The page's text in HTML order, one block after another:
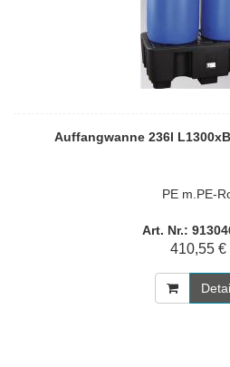
Auffangwanne 236l
PE m.PE-
Art. Nr.:
410,55 €